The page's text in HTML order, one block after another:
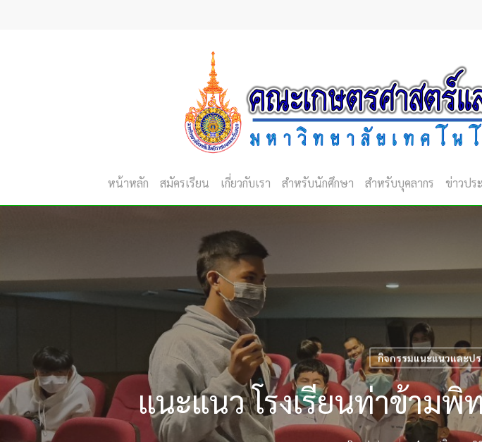
หน้าหลัก สมัครเรียน เกี่ยวกับเรา สำหรับนักศึกษา สำหรับบุคลากร ข่าวปร
กิจกรรมแนะแนวและป
แนะแนว โรงเรียนท่าข้าม